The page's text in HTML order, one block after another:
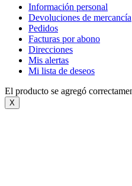
Información personal
Devoluciones de mercancía
Pedidos
Facturas por abono
Direcciones
Mis alertas
Mi lista de deseos
El producto se agregó
X